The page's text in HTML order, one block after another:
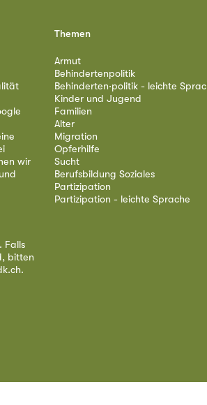
wir
Falls
bitten
.
Themen
Armut
Behindertenpolitik
Behinderten·politik - leichte
Kinder und Jugend
Familien
Alter
Migration
Opferhilfe
Sucht
Berufsbildung Soziales
Partizipation
Partizipation - leichte Sprache